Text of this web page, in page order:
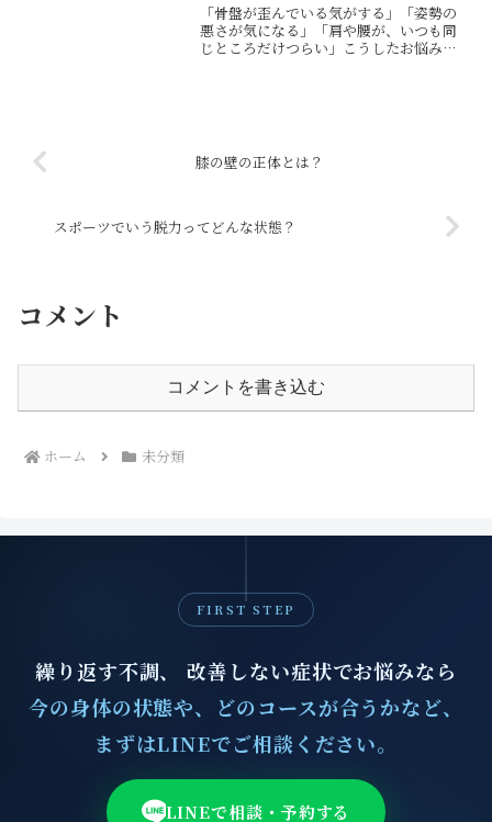
「骨盤が歪んでいる気がする」「姿勢の
悪さが気になる」「肩や腰が、いつも同
じところだけつらい」こうしたお悩みを
膝の壁の正体とは？
スポーツでいう脱力ってどんな状態？
コメント
コメントを書き込む
ホーム 未分類
FIRST STEP
繰り返す不調、 改善しない症状でお悩みなら
今の身体の状態や、どのコースが合うかなど、
まずはLINEでご相談ください。
LINEで相談・予約する